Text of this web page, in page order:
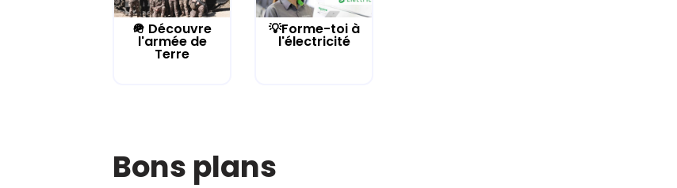
🪖 Découvre
l'armée de
Terre
💡Forme-toi à
l'électricité
Bons plans